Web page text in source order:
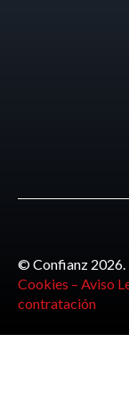
© Confianz 2026.
Cookies – Aviso
contratación